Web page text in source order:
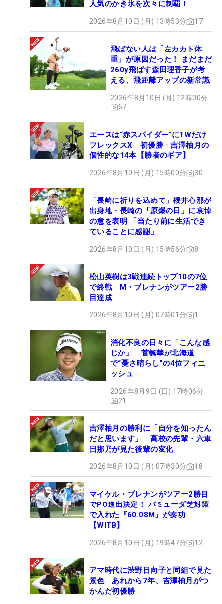
人気のかき氷を次々に制覇！
2026年8月10日 (月) 13時53分 17
飛ばない人は「左カカト体
重」が原因だった！ まだまだ
260y飛ばす森田理香子が考
える、飛距離アップの新常識
2026年8月10日 (月) 12時00分
67
エースは“赤スパイダー”に1Wだけ
フレックスX 初優勝・吉澤柚月の
個性的な14本【勝者のギア】
2026年8月10日 (月) 15時00分 30
「長崎に祈りを込めて」櫻井心那が
出身地・長崎の「原爆の日」に哀悼
の意を表明 「当たり前に生活でき
ていることに感謝」
2026年8月10日 (月) 15時56分 8
松山英樹は3戦連続トップ10の7位
で終戦 M・ブレナンがツアー2勝
目達成
2026年8月10日 (月) 07時01分 1
消化不良の日々に「こんな感
じか」 菅楓華が北海道
で“憂さ晴らし”の4位フィニ
ッシュ
2026年8月9日 (日) 17時06分
21
吉澤柚月の勝利に「自分を知ったん
だと思います」 高校の先輩・六車
日那乃が見た後輩の変化
2026年8月10日 (月) 07時30分 18
マイケル・ブレナンがツアー2勝目
でPO進出決定！ バミューダ芝対策
で入れた『60.08M』が奏功
【WITB】
2026年8月10日 (月) 19時47分 12
アマ時代に渋野日向子と同組で見た
景色 あれから7年、吉澤柚月がつ
かんだ初優勝